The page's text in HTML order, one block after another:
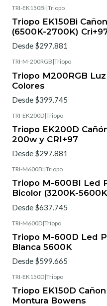
TRI-EK150Bi|Triopo
Triopo EK150Bi
(6500K-2700K)
Desde $297.881
TRI-M-200RGB |Triopo
Triopo M200RGB
Colores
Desde $399.745
TRI-EK200D|Triopo
Triopo EK200D
200w y CRI+97
Desde $297.881
TRI-M600BI |Triopo
Triopo M-600BI Led
Bicolor (3200K-
Desde $637.745
TRI-M600D|Triopo
Triopo M-600D Led
Blanca 5600K
Desde $599.665
TRI-EK150D|Triopo
Triopo EK150D
Montura Bowens